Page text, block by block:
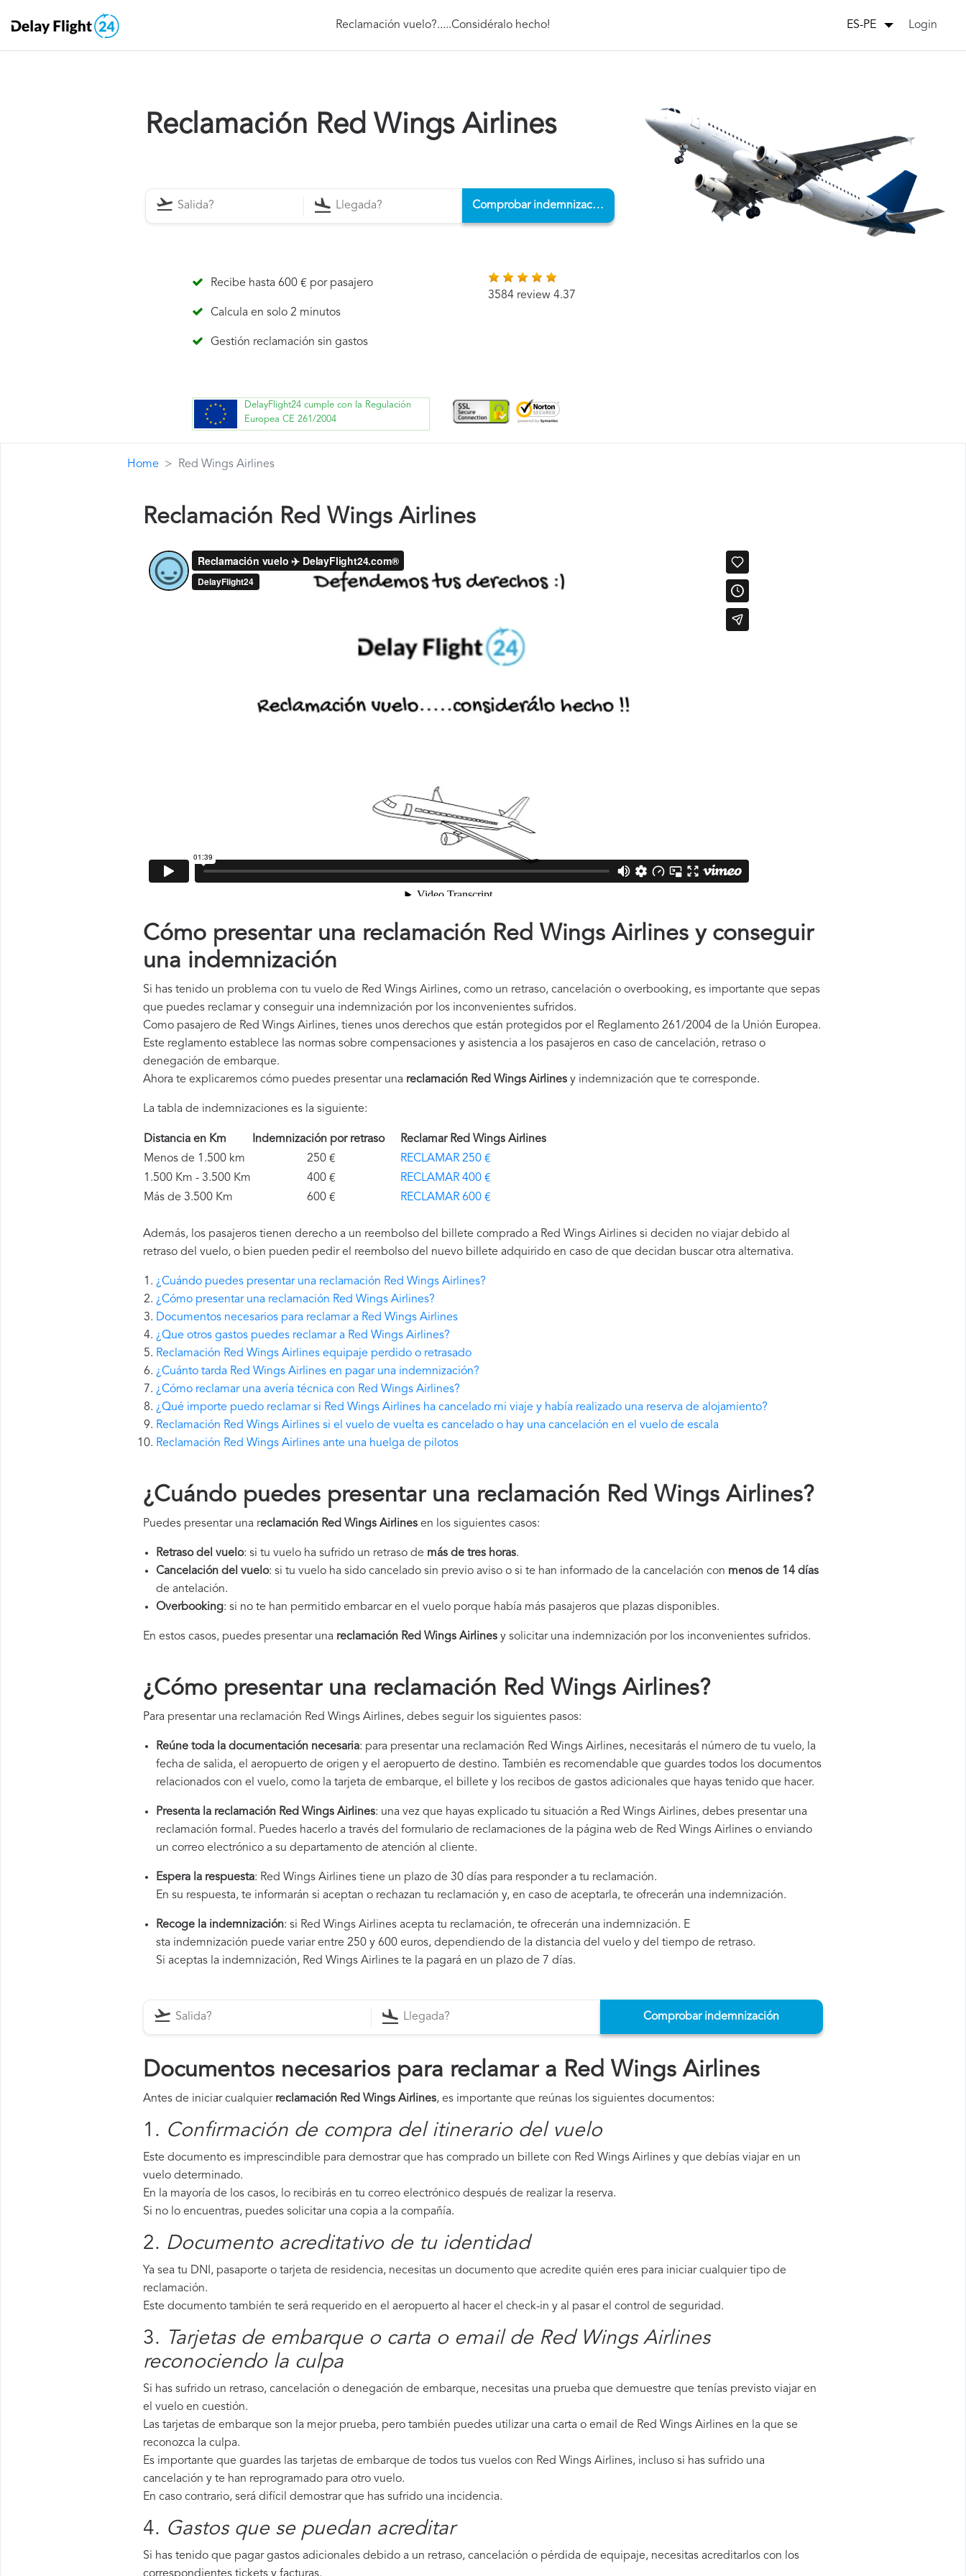
Reclamación vuelo?.....Considéralo hecho! ES-PE Login
Reclamación Red Wings Airlines
Comprobar indemnización
Recibe hasta 600 € por pasajero
Calcula en solo 2 minutos
Gestión reclamación sin gastos
3584 review 4.37
DelayFlight24 cumple con la Regulación
Europea CE 261/2004
Home Red Wings Airlines
Reclamación Red Wings Airlines
Cómo presentar una reclamación Red Wings Airlines y conseguir
una indemnización
Si has tenido un problema con tu vuelo de Red Wings Airlines, como un retraso, cancelación o overbooking, es importante que sepas
que puedes reclamar y conseguir una indemnización por los inconvenientes sufridos.
Como pasajero de Red Wings Airlines, tienes unos derechos que están protegidos por el Reglamento 261/2004 de la Unión Europea.
Este reglamento establece las normas sobre compensaciones y asistencia a los pasajeros en caso de cancelación, retraso o
denegación de embarque.
Ahora te explicaremos cómo puedes presentar una reclamación Red Wings Airlines y indemnización que te corresponde.
La tabla de indemnizaciones es la siguiente:
Distancia en Km Indemnización por retraso
Reclamar Red Wings Airlines
Menos de 1.500 km
250 €
RECLAMAR 250 €
1.500 Km - 3.500 Km
400 €
RECLAMAR 400 €
Más de 3.500 Km
600 € RECLAMAR 600 €
Además, los pasajeros tienen derecho a un reembolso del billete comprado a Red Wings Airlines si deciden no viajar debido al
retraso del vuelo, o bien pueden pedir el reembolso del nuevo billete adquirido en caso de que decidan buscar otra alternativa.
¿Cuándo puedes presentar una reclamación Red Wings Airlines?
¿Cómo presentar una reclamación Red Wings Airlines?
Documentos necesarios para reclamar a Red Wings Airlines
¿Que otros gastos puedes reclamar a Red Wings Airlines?
Reclamación Red Wings Airlines equipaje perdido o retrasado
¿Cuánto tarda Red Wings Airlines en pagar una indemnización?
¿Cómo reclamar una avería técnica con Red Wings Airlines?
¿Qué importe puedo reclamar si Red Wings Airlines ha cancelado mi viaje y había realizado una reserva de alojamiento?
Reclamación Red Wings Airlines si el vuelo de vuelta es cancelado o hay una cancelación en el vuelo de escala
Reclamación Red Wings Airlines ante una huelga de pilotos
¿Cuándo puedes presentar una reclamación Red Wings Airlines?
Puedes presentar una reclamación Red Wings Airlines en los siguientes casos:
Retraso del vuelo: si tu vuelo ha sufrido un retraso de más de tres horas.
Cancelación del vuelo: si tu vuelo ha sido cancelado sin previo aviso o si te han informado de la cancelación con menos de 14 días
de antelación.
Overbooking: si no te han permitido embarcar en el vuelo porque había más pasajeros que plazas disponibles.
En estos casos, puedes presentar una reclamación Red Wings Airlines​ y solicitar una indemnización por los inconvenientes sufridos.
¿Cómo presentar una reclamación Red Wings Airlines?
Para presentar una reclamación Red Wings Airlines, debes seguir los siguientes pasos:
Reúne toda la documentación necesaria: para presentar una reclamación Red Wings Airlines, necesitarás el número de tu vuelo, la
fecha de salida, el aeropuerto de origen y el aeropuerto de destino. También es recomendable que guardes todos los documentos
relacionados con el vuelo, como la tarjeta de embarque, el billete y los recibos de gastos adicionales que hayas tenido que hacer.
Presenta la reclamación Red Wings Airlines: una vez que hayas explicado tu situación a Red Wings Airlines, debes presentar una
reclamación formal. Puedes hacerlo a través del formulario de reclamaciones de la página web de Red Wings Airlines o enviando
un correo electrónico a su departamento de atención al cliente.
Espera la respuesta: Red Wings Airlines tiene un plazo de 30 días para responder a tu reclamación.
En su respuesta, te informarán si aceptan o rechazan tu reclamación y, en caso de aceptarla, te ofrecerán una indemnización.
Recoge la indemnización: si Red Wings Airlines acepta tu reclamación, te ofrecerán una indemnización. E
sta indemnización puede variar entre 250 y 600 euros, dependiendo de la distancia del vuelo y del tiempo de retraso.
Si aceptas la indemnización, Red Wings Airlines te la pagará en un plazo de 7 días.
Comprobar indemnización
Documentos necesarios para reclamar a Red Wings Airlines
Antes de iniciar cualquier reclamación Red Wings Airlines, es importante que reúnas los siguientes documentos:
1. Confirmación de compra del itinerario del vuelo
Este documento es imprescindible para demostrar que has comprado un billete con Red Wings Airlines y que debías viajar en un
vuelo determinado.
En la mayoría de los casos, lo recibirás en tu correo electrónico después de realizar la reserva.
Si no lo encuentras, puedes solicitar una copia a la compañía.
2. Documento acreditativo de tu identidad
Ya sea tu DNI, pasaporte o tarjeta de residencia, necesitas un documento que acredite quién eres para iniciar cualquier tipo de
reclamación.
Este documento también te será requerido en el aeropuerto al hacer el check-in y al pasar el control de seguridad.
3.
Tarjetas de embarque o carta o email de Red Wings Airlines
reconociendo la culpa
Si has sufrido un retraso, cancelación o denegación de embarque, necesitas una prueba que demuestre que tenías previsto viajar en
el vuelo en cuestión.
Las tarjetas de embarque son la mejor prueba, pero también puedes utilizar una carta o email de Red Wings Airlines en la que se
reconozca la culpa.
Es importante que guardes las tarjetas de embarque de todos tus vuelos con Red Wings Airlines, incluso si has sufrido una
cancelación y te han reprogramado para otro vuelo.
En caso contrario, será difícil demostrar que has sufrido una incidencia.
4. Gastos que se puedan acreditar
Si has tenido que pagar gastos adicionales debido a un retraso, cancelación o pérdida de equipaje, necesitas acreditarlos con los